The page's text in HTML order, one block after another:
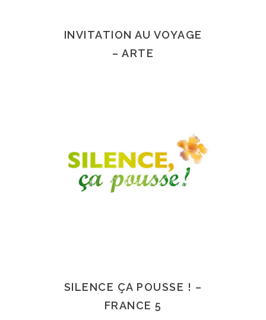
INVITATION AU VOYAGE
– ARTE
SILENCE ÇA POUSSE ! –
FRANCE 5